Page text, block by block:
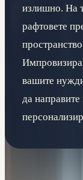
излишно. На
рафтовете
вашите
да